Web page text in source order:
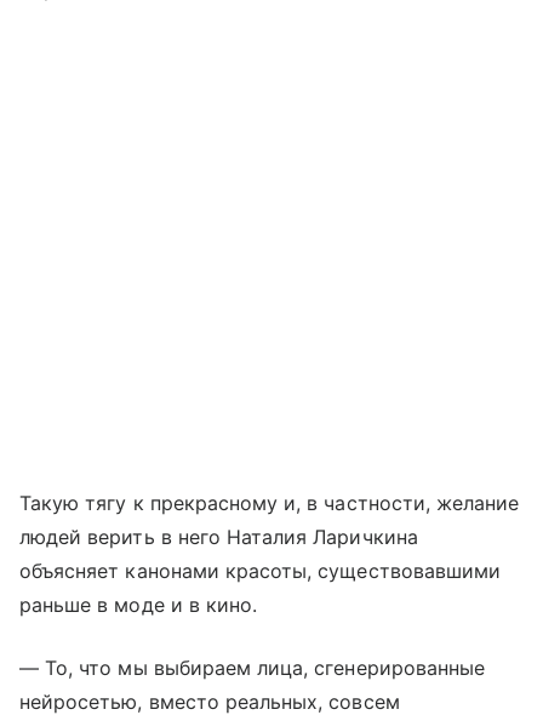
Такую тягу к прекрасному и, в частности, желание
людей верить в него Наталия Ларичкина
объясняет канонами красоты, существовавшими
раньше в моде и в кино.
— То, что мы выбираем лица, сгенерированные
нейросетью, вместо реальных, совсем